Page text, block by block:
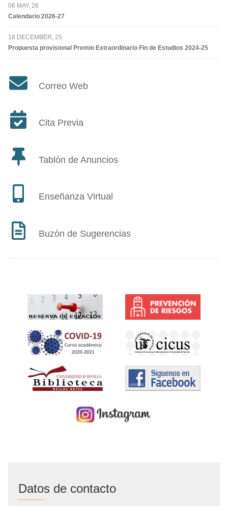
06 MAY, 26
Calendario 2026-27
18 DECEMBER, 25
Propuesta provisional Premio Extraordinario Fin de Estudios 2024-25
Correo Web
Cita Previa
Tablón de Anuncios
Enseñanza Virtual
Buzón de Sugerencias
Datos de contacto